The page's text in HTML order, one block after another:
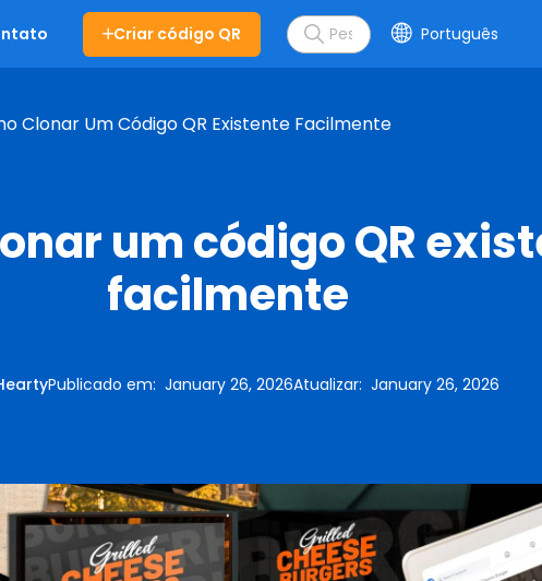
Criar código QR Português
Clonar Um Código QR Existente Facilmente
um código QR
facilmente
Publicado em: January 26, 2026Atualizar: January 26, 2026